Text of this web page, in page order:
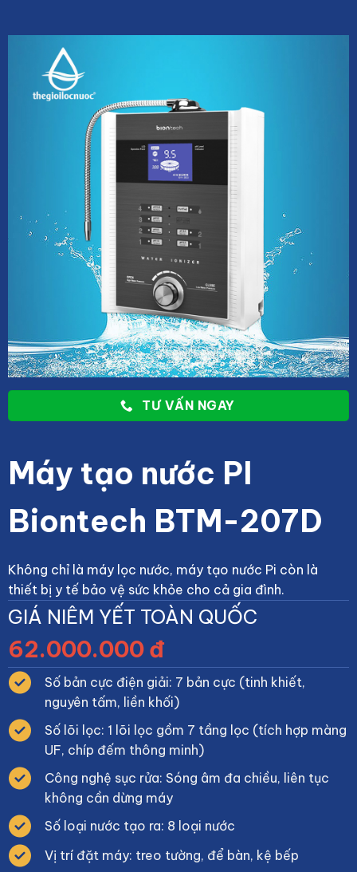
TƯ VẤN NGAY
Máy tạo nước PI
Biontech BTM-207D
Không chỉ là máy lọc nước, máy tạo nước Pi còn là
thiết bị y tế bảo vệ sức khỏe cho cả gia đình.
GIÁ NIÊM YẾT TOÀN QUỐC
62.000.000 đ
Số bản cực điện giải: 7 bản cực (tinh khiết,
nguyên tấm, liền khối)
Số lõi lọc: 1 lõi lọc gồm 7 tầng lọc (tích hợp màng
UF, chíp đếm thông minh)
Công nghệ sục rửa: Sóng âm đa chiều, liên tục
không cần dừng máy
Số loại nước tạo ra: 8 loại nước
Vị trí đặt máy: treo tường, để bàn, kệ bếp